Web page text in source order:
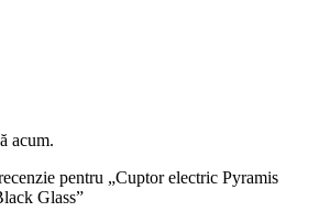
acum.
pentru „Cuptor electric Pyramis
Glass”